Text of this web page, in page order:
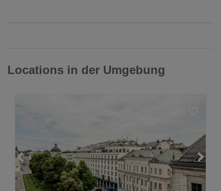
Locations in der Umgebung
Loading...